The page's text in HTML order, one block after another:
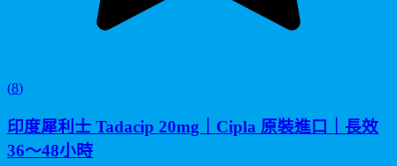
(8)
印度犀利士 Tadacip 20mg｜Cipla 原裝進口｜長效
36～48小時